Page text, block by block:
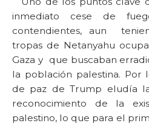
inmediato cese de
contendientes, aun
tropas de Netanyahu
Gaza y que buscaban
la población palestina. Por
de paz de Trump eludía
reconocimiento de la
palestino, lo que para el